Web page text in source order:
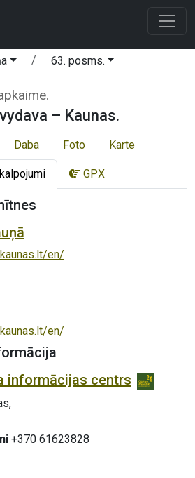
63. posms.
– Kaunas.
Daba Foto Karte
GPX
en/
en/
informācijas centrs
+370 61623828